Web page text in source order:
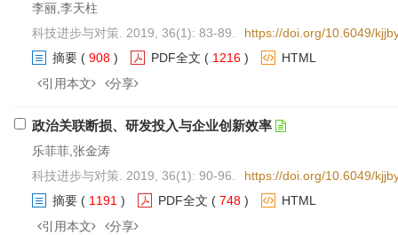
李丽,李天柱
科技进步与对策. 2019, 36(1): 83-89.
https://doi.org/10.6049/
摘要 ( 908 ) PDF全文 ( 1216 )
HTML
引用本文
分享
政治关联断损、研发投入与企业创新效率
乐菲菲,张金涛
科技进步与对策. 2019, 36(1): 90-96.
https://doi.org/10.6049/
摘要 ( 1191 ) PDF全文 ( 748 )
HTML
引用本文
分享